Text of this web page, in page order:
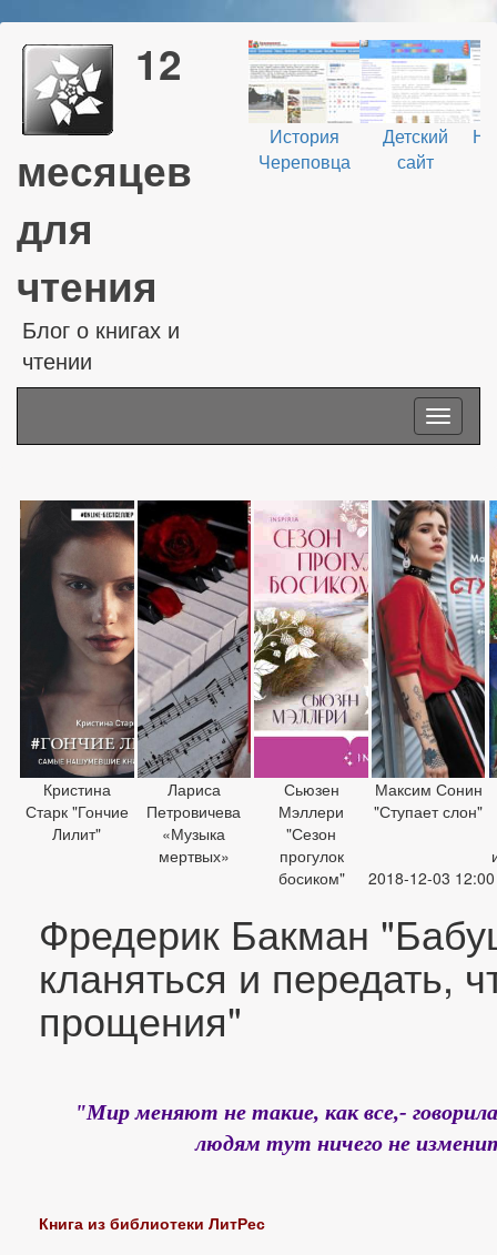
12
месяцев
для
чтения
Блог о книгах и
чтении
История
Череповца
Детский
сайт
Toggle
Кристина
Старк "Гончие
Лилит"
Лариса
Петровичева
«Музыка
мертвых»
Сьюзен
Мэллери
"Сезон
прогулок
босиком"
Максим Сонин
"Ступает слон"
2018-12-03 12:00
Фредерик Бакман
кланяться и передать,
прощения"
"Мир меняют не такие, как все,-
людям тут ничего не
Книга из библиотеки ЛитРес